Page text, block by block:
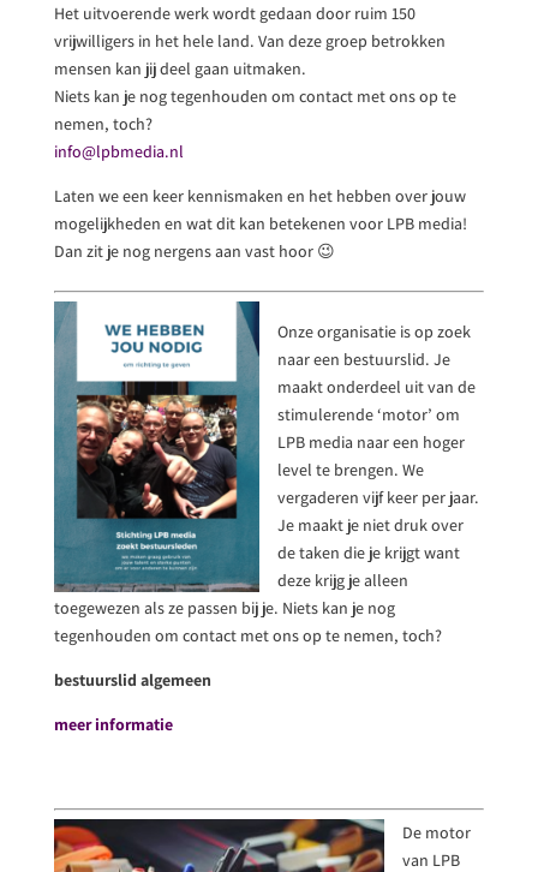
Het uitvoerende werk wordt gedaan door ruim 150
vrijwilligers in het hele land. Van deze groep betrokken
mensen kan jij deel gaan uitmaken.
Niets kan je nog tegenhouden om contact met ons op te
nemen, toch?
info@lpbmedia.nl
Laten we een keer kennismaken en het hebben over jouw
mogelijkheden en wat dit kan betekenen voor LPB media!
Dan zit je nog nergens aan vast hoor 😉
Onze organisatie is op zoek
naar een bestuurslid. Je
maakt onderdeel uit van de
stimulerende ‘motor’ om
LPB media naar een hoger
level te brengen. We
vergaderen vijf keer per jaar.
Je maakt je niet druk over
de taken die je krijgt want
deze krijg je alleen
toegewezen als ze passen bij je. Niets kan je nog
tegenhouden om contact met ons op te nemen, toch?
bestuurslid algemeen
meer informatie
De motor
van LPB